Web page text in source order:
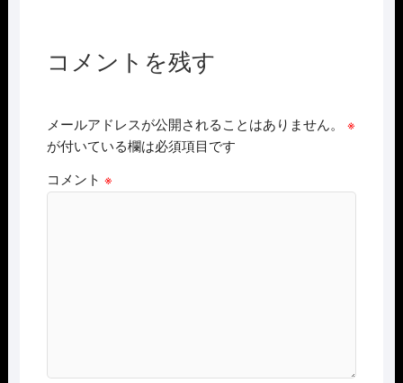
コメントを残す
メールアドレスが公開されることはありません。
※
が付いている欄は必須項目です
コメント ※